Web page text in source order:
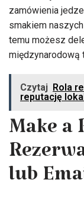
zamówienia
smakiem
temu możesz
międzynarodową
Czytaj Rola
reputację
Make a
lub